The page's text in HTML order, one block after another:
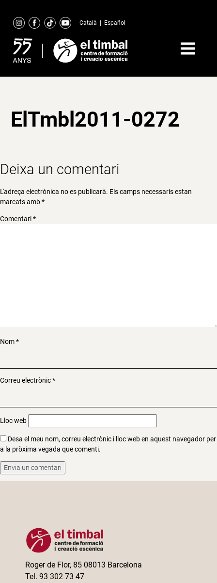
content
Català Español
ElTmbl2011-0272
Deixa un comentari
L'adreça electrònica no es publicarà. Els camps necessaris estan
marcats amb*
Comentari*
Nom*
Correu electrònic*
Lloc web
Desa el meu nom, correu electrònic i lloc web en aquest navegador per
a la pròxima vegada que comenti.
Roger de Flor, 85 08013 Barcelona
Tel. 93 302 73 47